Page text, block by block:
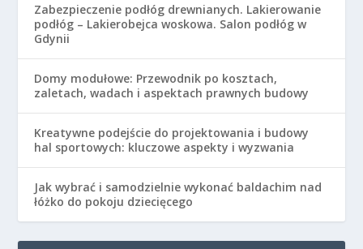
Zabezpieczenie podłóg drewnianych. Lakierowanie
podłóg – Lakierobejca woskowa. Salon podłóg w
Gdynii
Domy modułowe: Przewodnik po kosztach,
zaletach, wadach i aspektach prawnych budowy
Kreatywne podejście do projektowania i budowy
hal sportowych: kluczowe aspekty i wyzwania
Jak wybrać i samodzielnie wykonać baldachim nad
łóżko do pokoju dziecięcego